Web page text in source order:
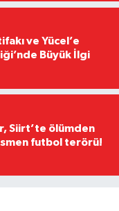
ve Yücel’e
Büyük İlgi
Siirt’te ölümden
futbol terörü!